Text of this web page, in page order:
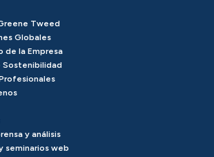
Tweed
Globales
de la Empresa
Sostenibilidad
y análisis
seminarios web